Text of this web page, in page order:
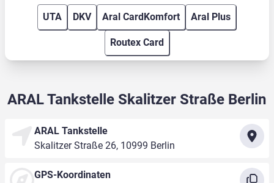
UTA DKV Aral CardKomfort Aral Plus
Routex Card
ARAL Tankstelle Skalitzer Straße Berlin
ARAL Tankstelle
Skalitzer Straße 26, 10999 Berlin
GPS-Koordinaten